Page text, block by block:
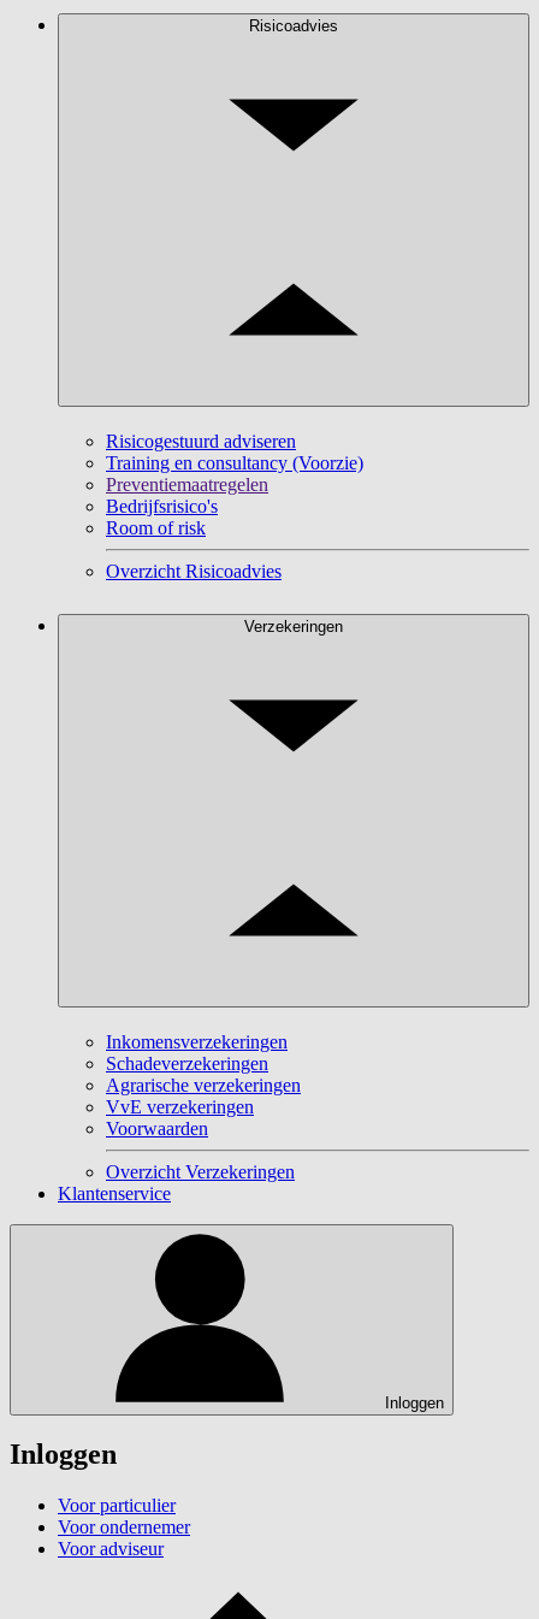
Risicoadvies
Risicogestuurd adviseren
Training en consultancy (Voorzie)
Preventiemaatregelen
Bedrijfsrisico's
Room of risk
Overzicht Risicoadvies
Verzekeringen
Inkomensverzekeringen
Schadeverzekeringen
Agrarische verzekeringen
VvE verzekeringen
Voorwaarden
Overzicht Verzekeringen
Klantenservice
Inloggen
Inloggen
Voor particulier
Voor ondernemer
Voor adviseur